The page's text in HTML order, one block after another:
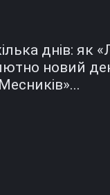
днів: як
новий